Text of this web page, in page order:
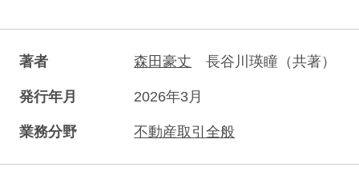
著者 森田豪丈 長谷川瑛瞳（共著）
発行年月 2026年3月
業務分野 不動産取引全般